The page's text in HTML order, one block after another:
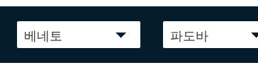
베네토 파도바